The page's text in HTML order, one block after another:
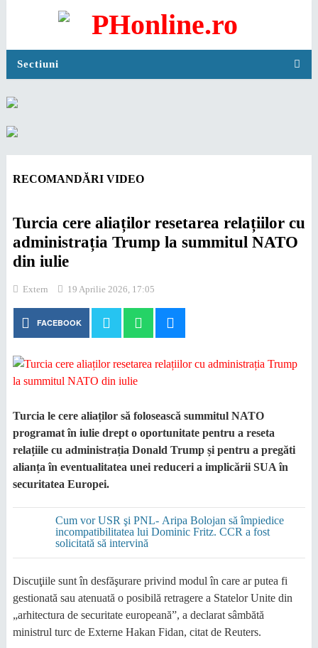
Sectiuni
RECOMANDĂRI VIDEO
Turcia cere aliaților resetarea relațiilor cu
administrația Trump la summitul NATO
din iulie
Extern 19 Aprilie 2026, 17:05
FACEBOOK
Turcia le cere aliaților să folosească summitul NATO
programat în iulie drept o oportunitate pentru a reseta
relațiile cu administrația Donald Trump și pentru a pregăti
alianța în eventualitatea unei reduceri a implicării SUA în
securitatea Europei.
Cum vor USR şi PNL- Aripa Bolojan să împiedice
incompatibilitatea lui Dominic Fritz. CCR a fost
solicitată să intervină
Discuţiile sunt în desfăşurare privind modul în care ar putea fi
gestionată sau atenuată o posibilă retragere a Statelor Unite din
„arhitectura de securitate europeană”, a declarat sâmbătă
ministrul turc de Externe Hakan Fidan, citat de Reuters.